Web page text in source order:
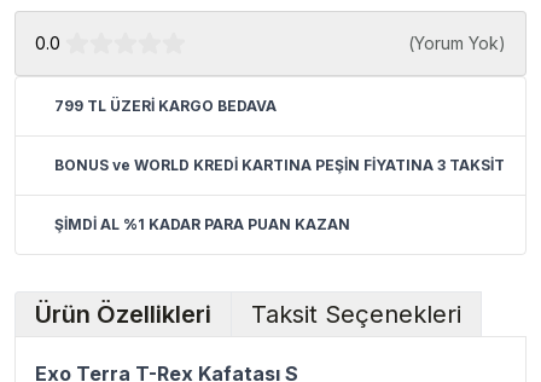
0.0 (Yorum Yok)
799 TL ÜZERİ KARGO BEDAVA
BONUS ve WORLD KREDİ KARTINA PEŞİN FİYATINA 3 TAKSİT
ŞİMDİ AL %1 KADAR PARA PUAN KAZAN
Ürün Özellikleri Taksit Seçenekleri
Exo Terra T-Rex Kafatası S